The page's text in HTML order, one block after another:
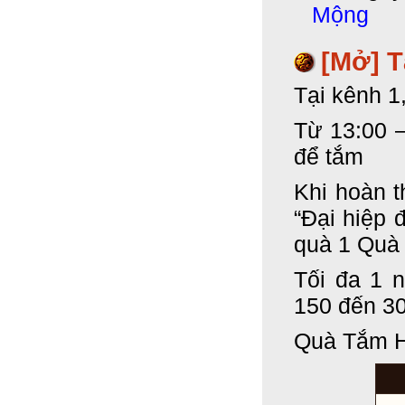
Mộng
[Mở]
Tại kênh
Từ 13:00
để tắm
Khi hoàn
“Đại hiệp
quà 1
Tối đa 1
150 đến
Quà Tắm